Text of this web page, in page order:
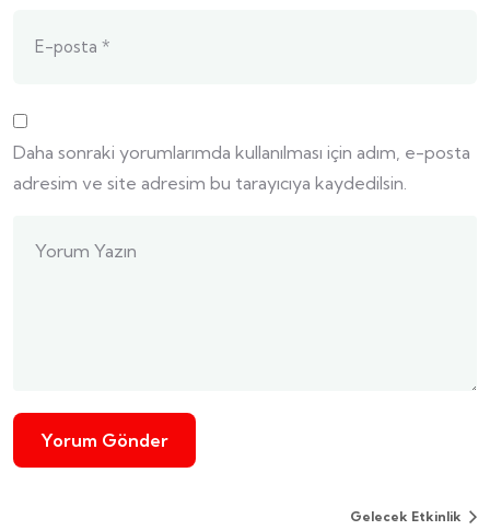
Daha sonraki yorumlarımda kullanılması için adım, e-posta
adresim ve site adresim bu tarayıcıya kaydedilsin.
Gelecek Etkinlik